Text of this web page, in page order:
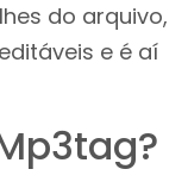
do arquivo,
e é aí